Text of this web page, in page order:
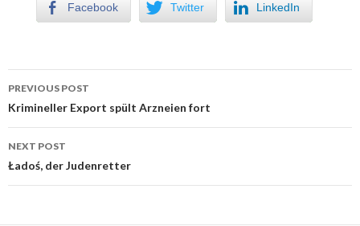
Facebook Twitter LinkedIn
Post navigation
PREVIOUS POST
Krimineller Export spült Arzneien fort
NEXT POST
Ładoś, der Judenretter